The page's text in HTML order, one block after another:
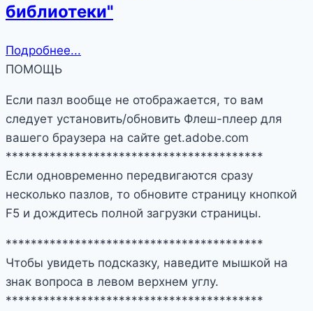
библиотеки"
Подробнее...
ПОМОЩЬ
Если пазл вообще не отображается, то вам
следует установить/обновить Флеш-плеер для
вашего браузера на сайте get.adobe.com
*****************************************
Если одновременно передвигаются сразу
несколько пазлов, то обновите страницу кнопкой
F5 и дождитесь полной загрузки страницы.
*****************************************
Чтобы увидеть подсказку, наведите мышкой на
знак вопроса в левом верхнем углу.
*****************************************